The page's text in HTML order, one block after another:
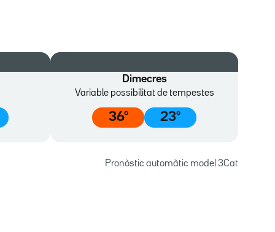
Dimecres
Variable possibilitat de tempestes
36º 23º
Pronòstic automàtic model 3Cat